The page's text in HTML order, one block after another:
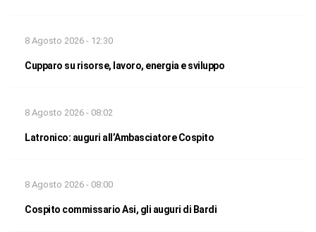
8 Agosto 2026 - 12:30
Cupparo su risorse, lavoro, energia e sviluppo
8 Agosto 2026 - 08:02
Latronico: auguri all’Ambasciatore Cospito
8 Agosto 2026 - 08:00
Cospito commissario Asi, gli auguri di Bardi